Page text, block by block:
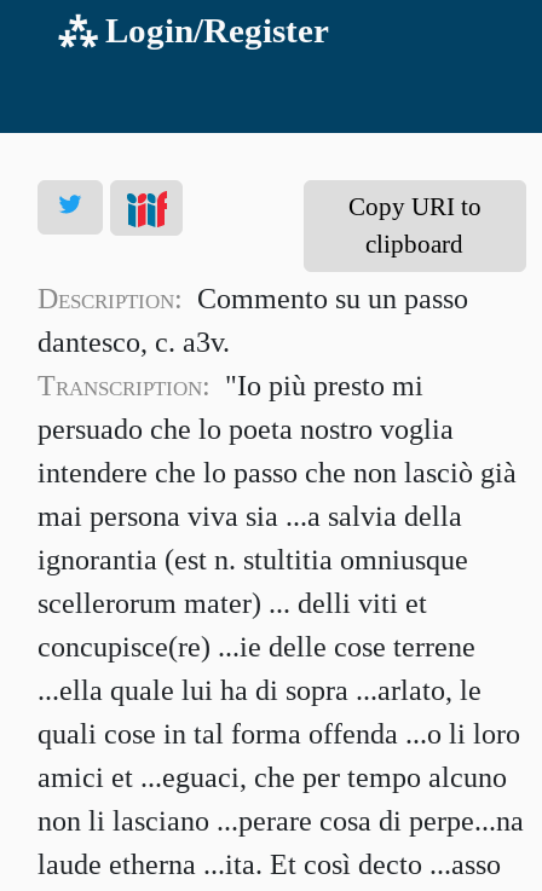
⁂ Login/Register
Copy URI to
clipboard
Description: Commento su un passo
dantesco, c. a3v.
Transcription: "Io più presto mi
persuado che lo poeta nostro voglia
intendere che lo passo che non lasciò già
mai persona viva sia ...a salvia della
ignorantia (est n. stultitia omniusque
scellerorum mater) ... delli viti et
concupisce(re) ...ie delle cose terrene
...ella quale lui ha di sopra ...arlato, le
quali cose in tal forma offenda ...o li loro
amici et ...eguaci, che per tempo alcuno
non li lasciano ...perare cosa di perpe...na
laude etherna ...ita. Et così decto ...asso